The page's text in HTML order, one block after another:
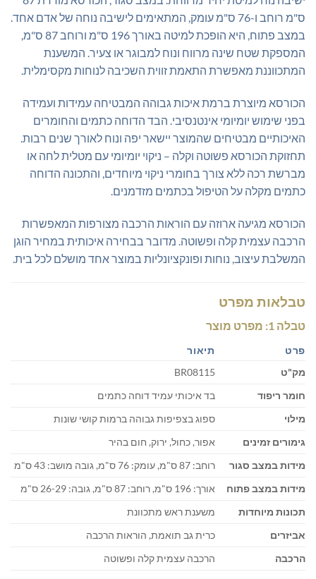
ס"מ רוחב ו-76 ס"מ עומק, המתאימים לישיבה נוחה של אדם אחד.
במצב פתוח, היא הופכת למיטה באורך 196 ס"מ ורוחב 87 ס"מ,
המספקת שטח שינה מרווח ונוח למבוגר או צעיר. המשענת
המתכווננת מאפשרת התאמת זווית השכיבה לנוחות מקסימלית.
הכורסא מיוצרת ברמת איכות גבוהה המבטיחה עמידות ועמידה
בפני שימוש יומיומי אינטנסיבי. הבד הדוחה כתמים והחומרים
האיכותיים מבטיחים שהמוצר יישאר יפה ונוח לאורך שנים רבות.
תחזוקת הכורסא פשוטה וקלה – ניקוי יומיומי עם מטלית לחה או
מברשת רכה ללא צורך בחומרי ניקוי מיוחדים, והתכונה הדוחה
כתמים מקלה על הטיפול בכתמים מזדמנים.
הכורסא מגיעה ארוזה עם הוראות הרכבה מצורפות המאפשרות
הרכבה עצמית קלה ופשוטה. מדובר בבחירה איכותית במחיר הוגן
המשלבת עיצוב, נוחות ופונקציונליות במוצר אחד מושלם לכל בית.
טבלאות מפרט
טבלה 1: מפרט מוצר
פרט
תיאור
מק"ט
BR08115
חומר ריפוד
בד איכותי עמיד דוחה כתמים
מילוי
ספוג בצפיפות גבוהה ברמות קושי שונות
גימורים זמינים
אפור, כחול, ירוק, חום בהיר
מידות במצב סגור
רוחב: 87 ס"מ, עומק: 76 ס"מ, גובה מושב: 43 ס"מ
מידות במצב פתוח
אורך: 196 ס"מ, רוחב: 87 ס"מ, גובה: 26-29 ס"מ
תכונות מיוחדות
משענת ראש מתכוונת
אביזרים
כרית גב תואמת, הוראות הרכבה
הרכבה
הרכבה עצמית קלה ופשוטה